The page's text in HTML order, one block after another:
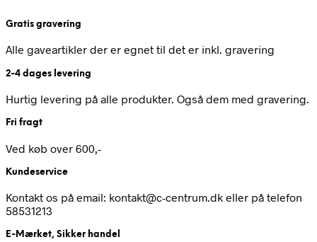
Gratis gravering
Alle gaveartikler der er egnet til det er inkl. gravering
2-4 dages levering
Hurtig levering på alle produkter. Også dem med gravering.
Fri fragt
Ved køb over 600,-
Kundeservice
Kontakt os på email: kontakt@c-centrum.dk eller på telefon
58531213
E-Mærket, Sikker handel